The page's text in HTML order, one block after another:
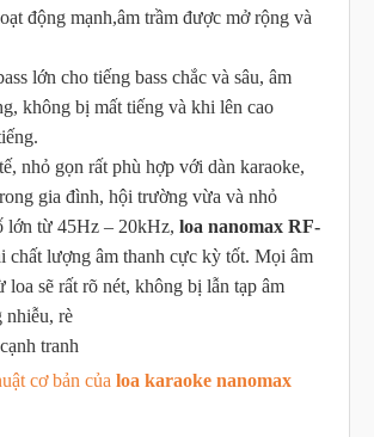
động mạnh,âm trầm được mở rộng và
lớn cho tiếng bass chắc và sâu, âm
không bị mất tiếng và khi lên cao
nhỏ gọn rất phù hợp với dàn karaoke,
gia đình, hội trường vừa và nhỏ
lớn từ 45Hz – 20kHz, loa nanomax RF-
chất lượng âm thanh cực kỳ tốt. Mọi âm
loa sẽ rất rõ nét, không bị lẫn tạp âm
nhiễu, rè
tranh
cơ bản của loa karaoke nanomax